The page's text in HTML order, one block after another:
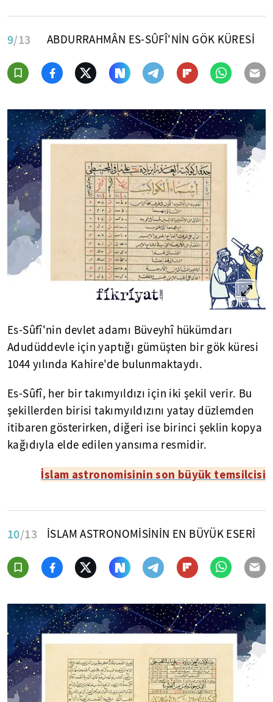
9/13 ABDURRAHMÂN ES-SÛFÎ'NİN GÖK KÜRESİ
Es-Sûfî'nin devlet adamı Büveyhî hükümdarı
Adudüddevle için yaptığı gümüşten bir gök küresi
1044 yılında Kahire'de bulunmaktaydı.
Es-Sûfî, her bir takımyıldızı için iki şekil verir. Bu
şekillerden birisi takımyıldızını yatay düzlemden
itibaren gösterirken, diğeri ise birinci şeklin kopya
kağıdıyla elde edilen yansıma resmidir.
İslam astronomisinin son büyük temsilcisi
10/13 İSLAM ASTRONOMİSİNİN EN BÜYÜK ESERİ